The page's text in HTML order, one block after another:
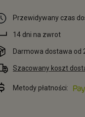
Przewidywany czas
14 dni na zwrot
Darmowa dostawa od
Szacowany koszt
Metody płatności: